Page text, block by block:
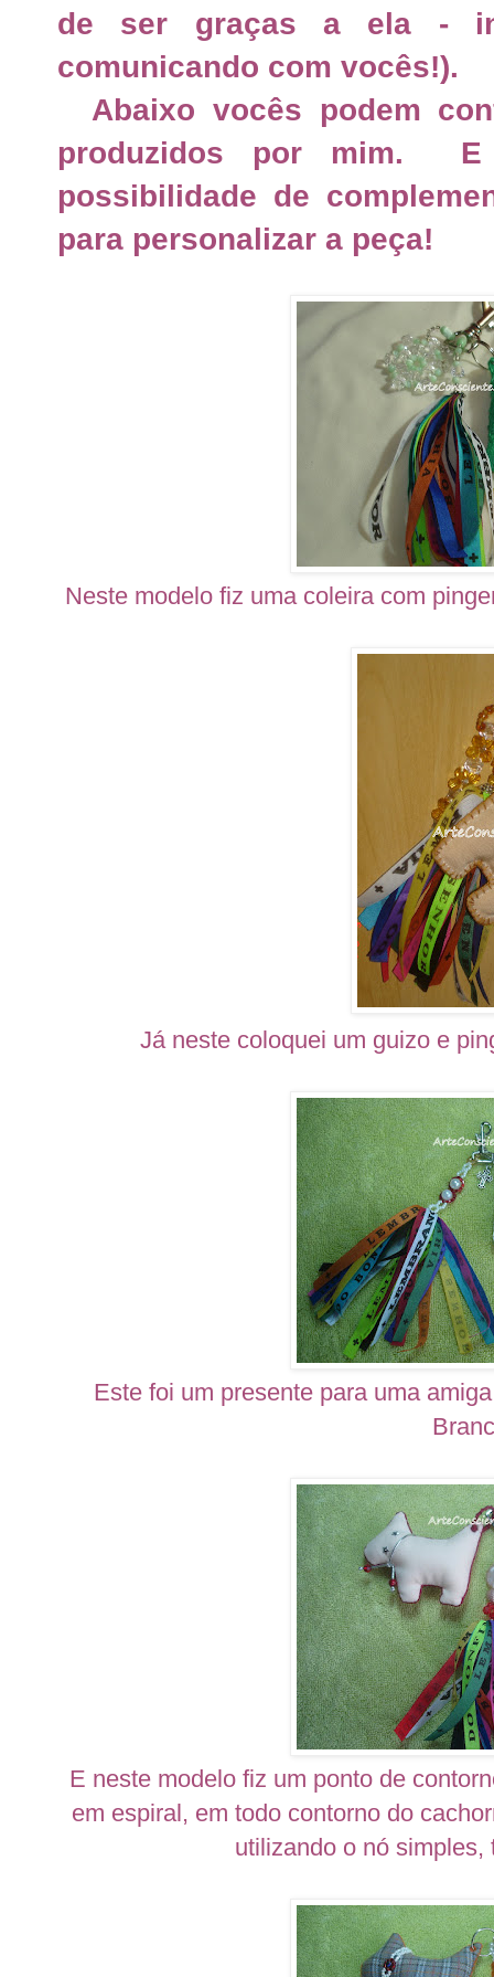
de ser graças a ela -
comunicando com vocês!).
Abaixo vocês podem
produzidos por mim.
possibilidade de
para personalizar a peça!
Neste modelo fiz uma coleira com
Já neste coloquei um guizo e
Este foi um presente para uma
E neste modelo fiz um ponto de
em espiral, em todo contorno do
utilizando o nó simples,